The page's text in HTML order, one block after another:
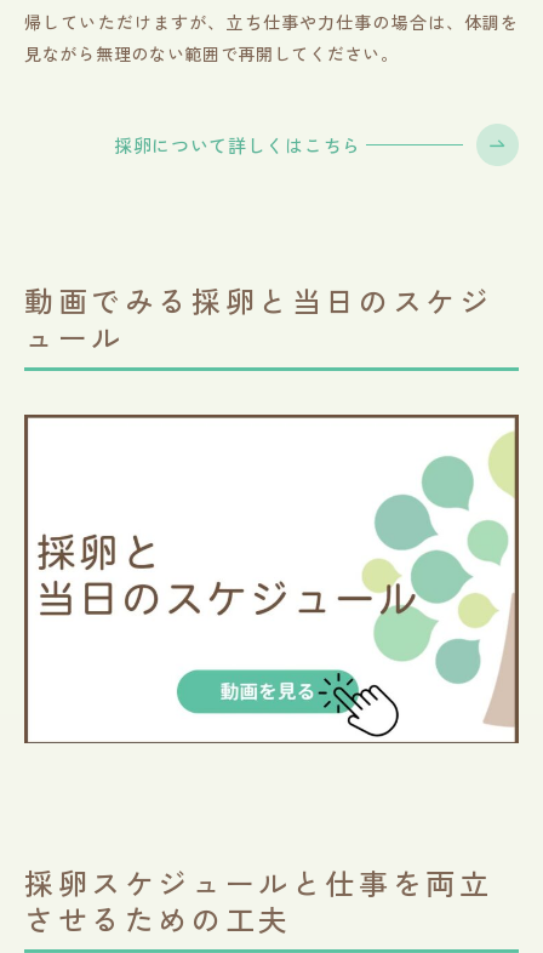
帰していただけますが、立ち仕事や力仕事の場合は、体調を
見ながら無理のない範囲で再開してください。
採卵について詳しくはこちら
動画でみる採卵と当日のスケジ
ュール
採卵スケジュールと仕事を両立
させるための工夫